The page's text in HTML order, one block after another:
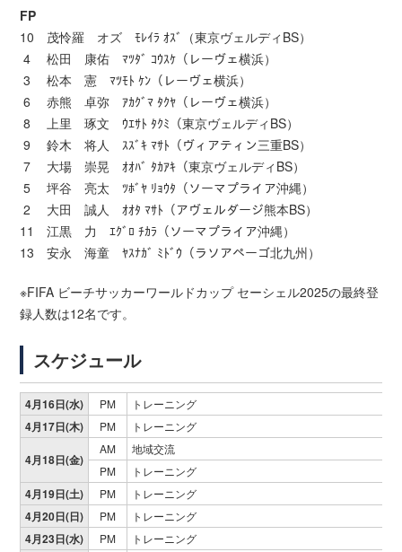
FP
10 茂怜羅 オズ ﾓﾚｲﾗ ｵｽﾞ（東京ヴェルディBS）
4 松田 康佑 ﾏﾂﾀﾞ ｺｳｽｹ（レーヴェ横浜）
3 松本 憲 ﾏﾂﾓﾄ ｹﾝ（レーヴェ横浜）
6 赤熊 卓弥 ｱｶｸﾞﾏ ﾀｸﾔ（レーヴェ横浜）
8 上里 琢文 ｳｴｻﾄ ﾀｸﾐ（東京ヴェルディBS）
9 鈴木 将人 ｽｽﾞｷ ﾏｻﾄ（ヴィアティン三重BS）
7 大場 崇晃 ｵｵﾊﾞ ﾀｶｱｷ（東京ヴェルディBS）
5 坪谷 亮太 ﾂﾎﾞﾔ ﾘｮｳﾀ（ソーマプライア沖縄）
2 大田 誠人 ｵｵﾀ ﾏｻﾄ（アヴェルダージ熊本BS）
11 江黒 力 ｴｸﾞﾛ ﾁｶﾗ（ソーマプライア沖縄）
13 安永 海童 ﾔｽﾅｶﾞ ﾐﾄﾞｳ（ラソアペーゴ北九州）
※FIFA ビーチサッカーワールドカップ セーシェル2025の最終登
録人数は12名です。
スケジュール
4月16日(水) PM トレーニング
4月17日(木) PM トレーニング
4月18日(金)
AM
地域交流
PM
トレーニング
4月19日(土) PM トレーニング
4月20日(日) PM トレーニング
4月23日(水) PM トレーニング